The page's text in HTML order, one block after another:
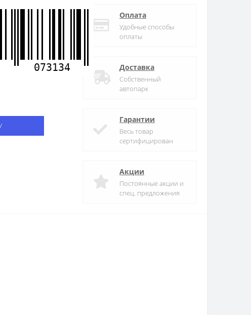
073134
Оплата
Удобные способы
оплаты
Доставка
Собственный
автопарк
Гарантии
Весь товар
сертифицирован
Акции
Постоянные акции и
спец. предложения